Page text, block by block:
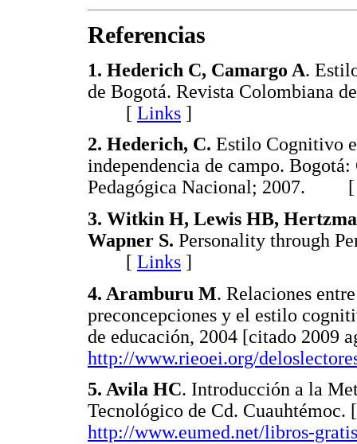
Referencias
1. Hederich C, Camargo A.
de Bogotá. Revista Colombiana
[ Links ]
2. Hederich, C. Estilo Cognitivo
independencia de campo.
Pedagógica Nacional; 2007.
3. Witkin H, Lewis HB,
Wapner S. Personality through
[ Links ]
4. Aramburu M. Relaciones
preconcepciones y el estilo
de educación, 2004 [citado 2009
http://www.rieoei.org/
5. Avila HC. Introducción a la
Tecnológico de Cd.
http://www.eumed.net/libros-